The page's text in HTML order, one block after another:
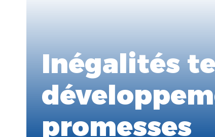
Inégalités
promesses